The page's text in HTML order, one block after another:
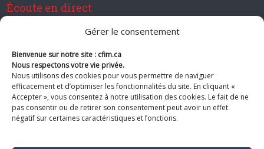
Gérer le consentement
Bienvenue sur notre site : cfim.ca
Nous respectons votre vie privée.
Nous utilisons des cookies pour vous permettre de naviguer
efficacement et d’optimiser les fonctionnalités du site. En cliquant «
Accepter », vous consentez à notre utilisation des cookies. Le fait de ne
pas consentir ou de retirer son consentement peut avoir un effet
négatif sur certaines caractéristiques et fonctions.
Écoute en direct
Devenir membre de CFIM
Suivez-nous